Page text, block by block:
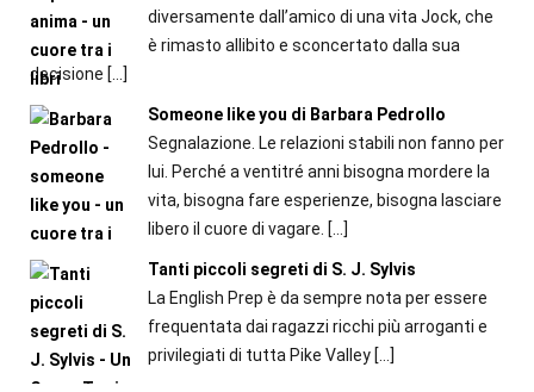
diversamente dallʼamico di una vita Jock, che
è rimasto allibito e sconcertato dalla sua
decisione […]
Someone like you di Barbara Pedrollo
Segnalazione. Le relazioni stabili non fanno per
lui. Perché a ventitré anni bisogna mordere la
vita, bisogna fare esperienze, bisogna lasciare
libero il cuore di vagare. […]
Tanti piccoli segreti di S. J. Sylvis
La English Prep è da sempre nota per essere
frequentata dai ragazzi ricchi più arroganti e
privilegiati di tutta Pike Valley[…]